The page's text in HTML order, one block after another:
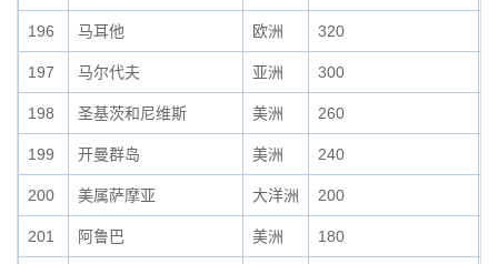
196 马耳他 欧洲 320
197 马尔代夫 亚洲 300
198 圣基茨和尼维斯 美洲 260
199 开曼群岛 美洲 240
200 美属萨摩亚 大洋洲 200
201 阿鲁巴 美洲 180